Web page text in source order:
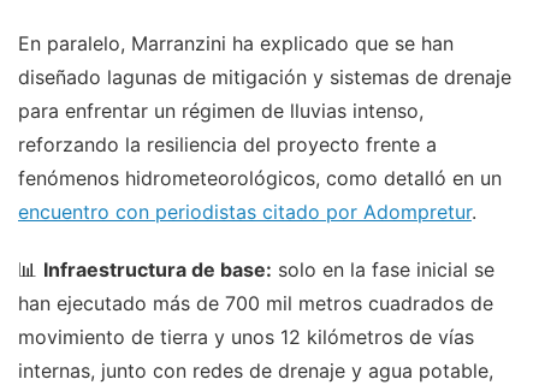
En paralelo, Marranzini ha explicado que se han
diseñado lagunas de mitigación y sistemas de drenaje
para enfrentar un régimen de lluvias intenso,
reforzando la resiliencia del proyecto frente a
fenómenos hidrometeorológicos, como detalló en un
encuentro con periodistas citado por Adompretur.
📊 Infraestructura de base: solo en la fase inicial se
han ejecutado más de 700 mil metros cuadrados de
movimiento de tierra y unos 12 kilómetros de vías
internas, junto con redes de drenaje y agua potable,